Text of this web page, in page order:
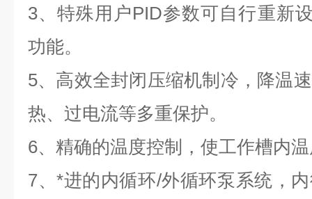
3、特殊用户PID参数可自行重新
功能。
5、高效全封闭压缩机制冷，降温
热、过电流等多重保护。
6、精确的温度控制，使工作槽内
7、*进的内循环/外循环泵系统，